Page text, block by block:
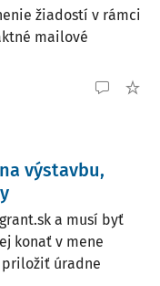
žiadostí v rámci
mailové
výstavbu,
a musí byť
konať v mene
úradne